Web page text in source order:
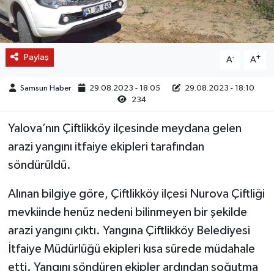
Paylaş A- A+
Samsun Haber 29.08.2023 - 18:05
29.08.2023 - 18:10
234
Yalova’nın Çiftlikköy ilçesinde meydana gelen
arazi yangını itfaiye ekipleri tarafından
söndürüldü.
Alınan bilgiye göre, Çiftlikköy ilçesi Nurova Çiftliği
mevkiinde henüz nedeni bilinmeyen bir şekilde
arazi yangını çıktı. Yangına Çiftlikköy Belediyesi
İtfaiye Müdürlüğü ekipleri kısa sürede müdahale
etti. Yangını söndüren ekipler ardından soğutma